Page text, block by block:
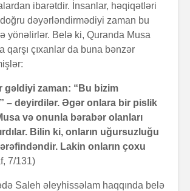
ibarətdir. İnsanlar, həqiqətləri
dəyərləndirmədiyi zaman bu
yönəlirlər. Belə ki, Quranda Musa
qarşı çıxanlar da buna bənzər
gəldiyi zaman: “Bu bizim
– deyirdilər. Əgər onlara bir pislik
və onunla bərabər olanları
Bilin ki, onların uğursuzluğu
Lakin onların çoxu
7/131)
Saleh əleyhissəlam haqqında belə